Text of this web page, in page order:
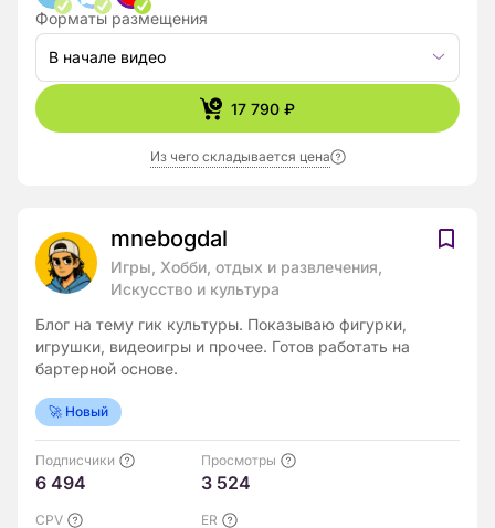
Форматы размещения
В начале видео
17 790 ₽
Из чего складывается цена
mnebogdal
Игры, Хобби, отдых и развлечения,
Искусство и культура
Блог на тему гик культуры. Показываю фигурки,
игрушки, видеоигры и прочее. Готов работать на
бартерной основе.
🚀 Новый
Подписчики
6 494
Просмотры
3 524
CPV ER